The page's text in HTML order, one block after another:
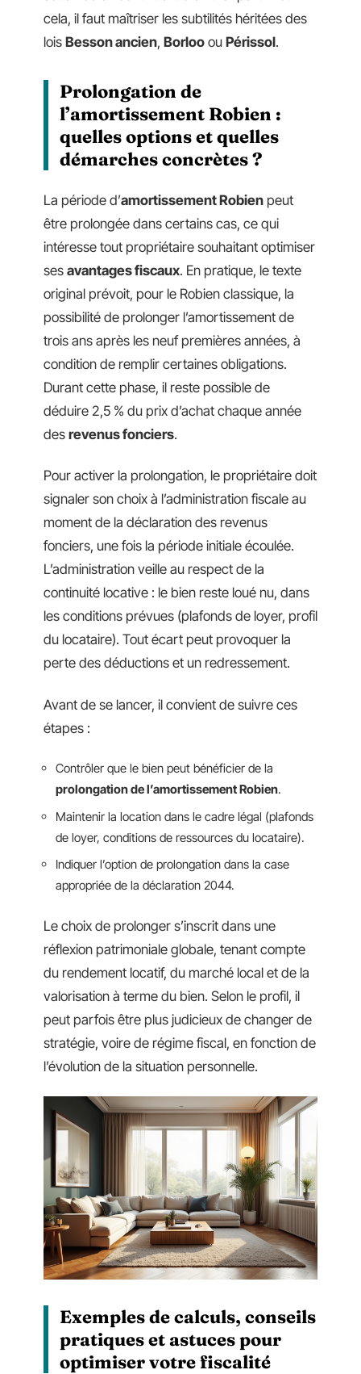
cela, il faut maîtriser les subtilités héritées des
lois Besson ancien, Borloo ou Périssol.
Prolongation de
l’amortissement Robien :
quelles options et quelles
démarches concrètes ?
La période d’amortissement Robien peut
être prolongée dans certains cas, ce qui
intéresse tout propriétaire souhaitant optimiser
ses avantages fiscaux. En pratique, le texte
original prévoit, pour le Robien classique, la
possibilité de prolonger l’amortissement de
trois ans après les neuf premières années, à
condition de remplir certaines obligations.
Durant cette phase, il reste possible de
déduire 2,5 % du prix d’achat chaque année
des revenus fonciers.
Pour activer la prolongation, le propriétaire doit
signaler son choix à l’administration fiscale au
moment de la déclaration des revenus
fonciers, une fois la période initiale écoulée.
L’administration veille au respect de la
continuité locative : le bien reste loué nu, dans
les conditions prévues (plafonds de loyer, profil
du locataire). Tout écart peut provoquer la
perte des déductions et un redressement.
Avant de se lancer, il convient de suivre ces
étapes :
Contrôler que le bien peut bénéficier de la
prolongation de l’amortissement Robien.
Maintenir la location dans le cadre légal (plafonds
de loyer, conditions de ressources du locataire).
Indiquer l’option de prolongation dans la case
appropriée de la déclaration 2044.
Le choix de prolonger s’inscrit dans une
réflexion patrimoniale globale, tenant compte
du rendement locatif, du marché local et de la
valorisation à terme du bien. Selon le profil, il
peut parfois être plus judicieux de changer de
stratégie, voire de régime fiscal, en fonction de
l’évolution de la situation personnelle.
Exemples de calculs, conseils
pratiques et astuces pour
optimiser votre fiscalité